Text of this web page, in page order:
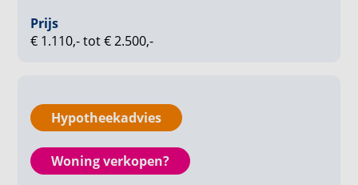
compleet met een wastafel, douche en een
elektrische designradiator. Buitenruimte is
fietsenstalling en zijn er 52 parkeerplekken
beschikbaar voor de verhuur. En: Spectrum is
volledig gasloos, uitgerust met zonnepanelen en
voorzien van een A++ energielabel.
Prijs
€ 1.110,- tot € 2.500,-
Hypotheekadvies
Woning verkopen?